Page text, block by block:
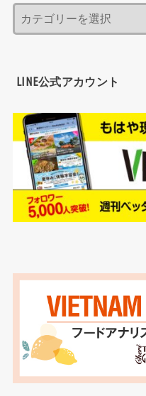
LINE公式アカウント